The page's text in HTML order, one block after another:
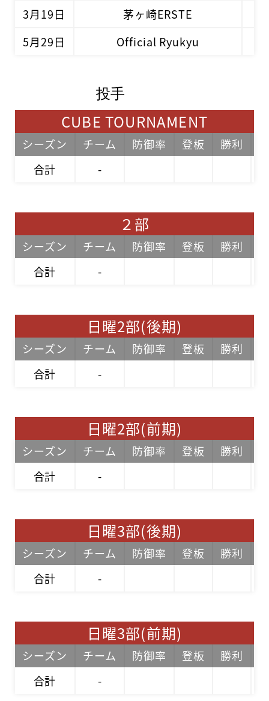
3月19日
茅ヶ崎ERSTE
5月29日
Official Ryukyu
投手
CUBE TOURNAMENT
シーズン チーム 防御率 登板 勝利
合計
-
２部
シーズン チーム 防御率 登板 勝利
合計
-
日曜2部(後期)
シーズン チーム 防御率 登板 勝利
合計
-
日曜2部(前期)
シーズン チーム 防御率 登板 勝利
合計
-
日曜3部(後期)
シーズン チーム 防御率 登板 勝利
合計
-
日曜3部(前期)
シーズン チーム 防御率 登板 勝利
合計
-